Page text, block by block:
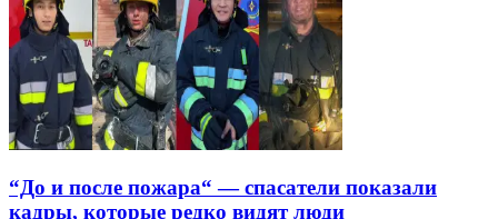
“До и после пожара“ — спасатели показали
кадры, которые редко видят люди